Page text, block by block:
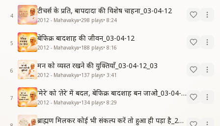
4
टीचर्स के प्रति, बापदादा की विशेष चाहना_03-04-12
2012 - Mahavakya•298 plays• 8:24
5
बेफिक्र बादशाह की जीवन_03-04-12
2012 - Mahavakya•188 plays• 8:16
6
मन को व्यस्त रखने की युक्तियाँ_03-04-12_03
2012 - Mahavakya•137 plays• 3:41
7
'मेरे’ को ‘तेरे’ में बदल, बेफिक्र बादशाह बन जाओ_03-04-12
2012 - Mahavakya•134 plays• 8:29
ब्राह्मण मिलकर कोई भी संकल्प करें तो हुआ ही पड़ा है_20-03-12